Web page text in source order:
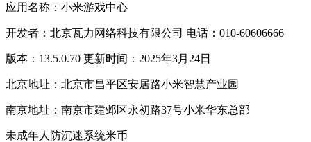
应用名称：小米游戏中心
开发者：北京瓦力网络科技有限公司 电话：010-60606666
版本：13.5.0.70 更新时间：2025年3月24日
北京地址：北京市昌平区安居路小米智慧产业园
南京地址：南京市建邺区永初路37号小米华东总部
未成年人防沉迷系统米币